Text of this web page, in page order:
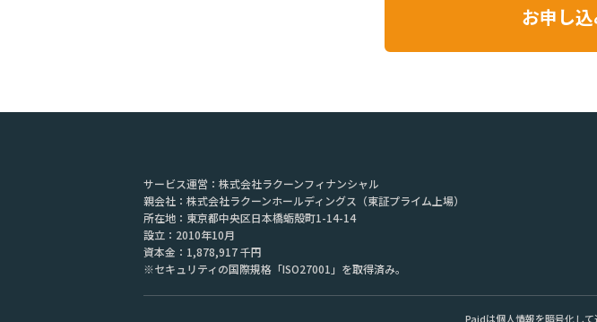
お申し込
サービス運営：株式会社ラクーンフィナンシャル
親会社：株式会社ラクーンホールディングス（東証プライム上場）
所在地： 東京都中央区日本橋蛎殻町1-14-14
設立：2010年10月
資本金： 1,878,917 千円
※セキュリティの国際規格「ISO27001」を取得済み。
Paidは個人情報を暗号化して